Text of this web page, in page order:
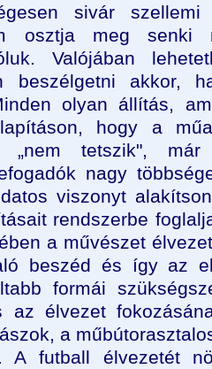
sivár
osztja meg senki
Valójában
beszélgetni akkor,
olyan állítás,
hogy a
„nem tetszik", már
nagy
viszonyt
rendszerbe
a művészet
beszéd és így az
formái
az élvezet
a
A futball élvezetét